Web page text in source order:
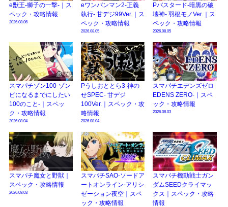
月1日】
e獣王-獅子の一撃-｜ス
ペック・攻略情報
2026.08.06
eワンパンマン2-正義
執行- 甘デジ99Ver.｜ス
ペック・攻略情報
2026.08.05
Pバスタード-暗黒の破
壊神- 羽根モノVer.｜ス
ペック・攻略情報
2026.08.05
スマパチゾン100-ゾン
ビになるまでにしたい
100のこと-｜スペッ
ク・攻略情報
2026.08.04
Pうしおととら3-神の
せSPEC- 甘デジ
100Ver.｜スペック・攻
略情報
2026.08.04
スマパチエデンズゼロ-
EDENS ZERO-｜スペ
ック・攻略情報
2026.08.03
スマパチ魔女と野獣｜
スペック・攻略情報
2026.08.03
スマパチSAO-ソードア
ートオンライン-アリシ
ゼーション夜空｜スペ
ック・攻略情報
スマパチ機動戦士ガン
ダムSEEDクライマッ
クス｜スペック・攻略
情報